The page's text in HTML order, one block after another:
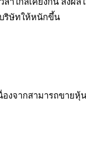
ริษัทให้หนักขึ้น
งจากสามารถขายหุ้